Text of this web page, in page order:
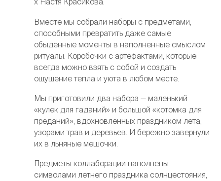
Вместе мы собрали наборы с предметами,
способными превратить даже самые
обыденные моменты в наполненные смыслом
ритуалы. Коробочки с артефактами, которые
всегда можно взять с собой и создать
ощущение тепла и уюта в любом месте.
Мы приготовили два набора — маленький
«кулек для гаданий» и большой «котомка для
преданий», вдохновленных праздником лета,
узорами трав и деревьев. И бережно завернули
их в льняные мешочки.
Предметы коллаборации наполнены
символами летнего праздника солнцестояния,